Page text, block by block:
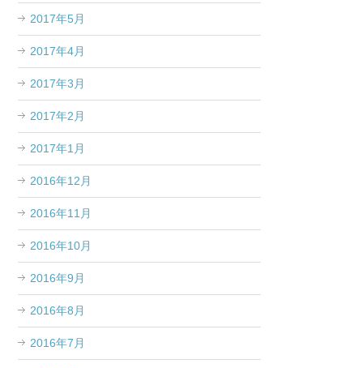
2017年5月
2017年4月
2017年3月
2017年2月
2017年1月
2016年12月
2016年11月
2016年10月
2016年9月
2016年8月
2016年7月